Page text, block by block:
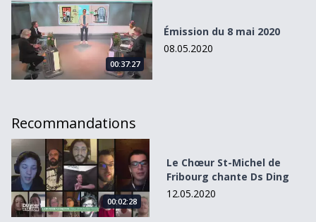
Émission du 8 mai 2020
00:37:27
Émission du 8 mai 2020
08.05.2020
Recommandations
Le Chœur St-Michel de Fribourg chante Ds Ding
00:02:28
Le Chœur St-Michel de
Fribourg chante Ds Ding
12.05.2020